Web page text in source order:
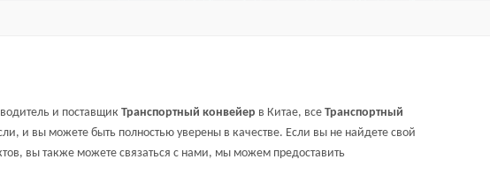
и поставщик Транспортный конвейер в Китае, все Транспортный
и вы можете быть полностью уверены в качестве. Если вы не найдете свой
вы также можете связаться с нами, мы можем предоставить